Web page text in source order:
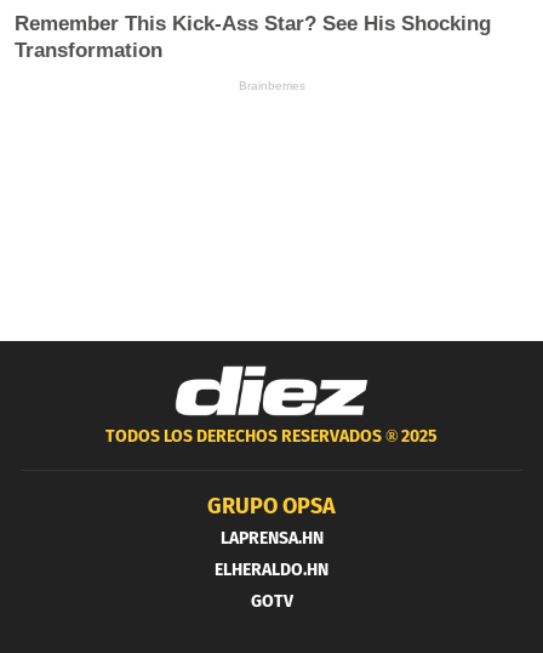
TODOS LOS DERECHOS RESERVADOS ®2025
GRUPO OPSA
LAPRENSA.HN
ELHERALDO.HN
GOTV